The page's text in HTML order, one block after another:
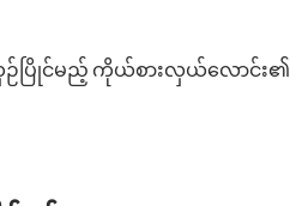
ဉ်ပြိုင်မည့် ကိုယ်စားလှယ်လောင်း၏